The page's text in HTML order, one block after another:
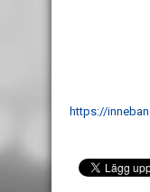
https://